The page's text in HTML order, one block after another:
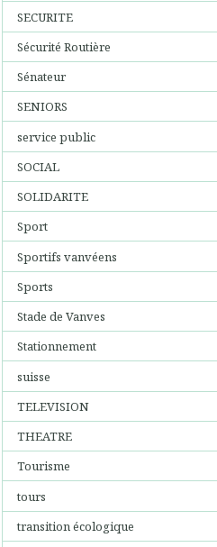
SECURITE
Sécurité Routière
Sénateur
SENIORS
service public
SOCIAL
SOLIDARITE
Sport
Sportifs vanvéens
Sports
Stade de Vanves
Stationnement
suisse
TELEVISION
THEATRE
Tourisme
tours
transition écologique